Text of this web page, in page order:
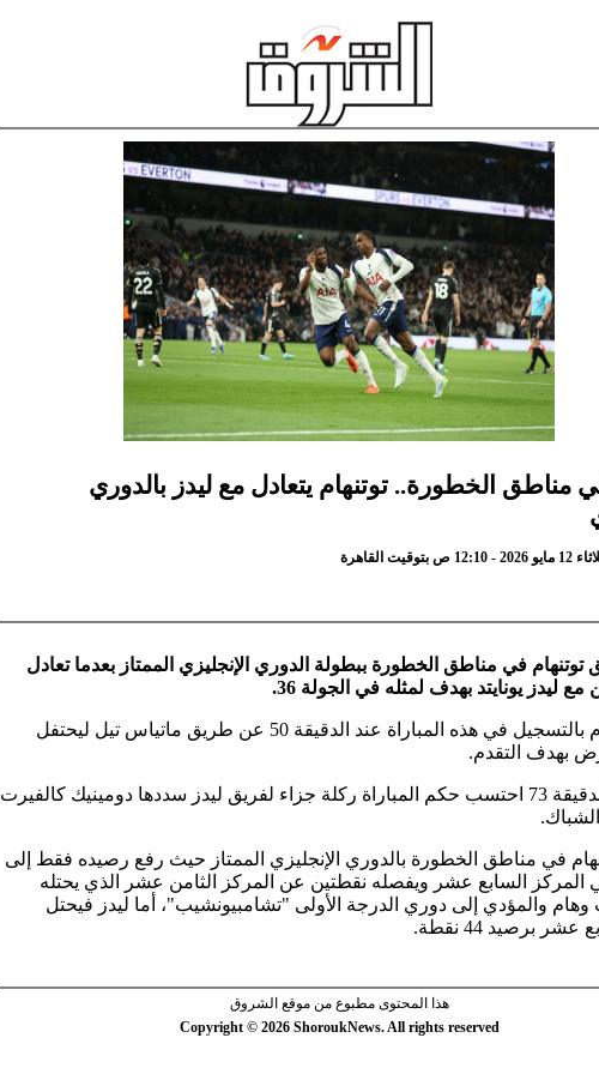
مناطق الخطورة.. توتنهام يتعادل مع ليدز بالدوري
القاهرة
توتنهام في مناطق الخطورة ببطولة الدوري الإنجليزي الممتاز بعدما تعادل
مع ليدز يونايتد بهدف لمثله في الجولة 36.
وبادر توتنهام بالتسجيل في هذه المباراة عند الدقيقة 50 عن طريق ماتياس تيل ليحتفل
بهدف التقدم.
ولكن في الدقيقة 73 احتسب حكم المباراة ركلة جزاء لفريق ليدز سددها دومينيك كالفيرت
في مناطق الخطورة بالدوري الإنجليزي الممتاز حيث رفع رصيده فقط إلى
المركز السابع عشر ويفصله نقطتين عن المركز الثامن عشر الذي يحتله
والمؤدي إلى دوري الدرجة الأولى "تشامبيونشيب"، أما ليدز فيحتل
عشر برصيد 44 نقطة.
هذا المحتوى مطبوع من موقع الشروق
Copyright © 2026 ShoroukNews. All rights reserved